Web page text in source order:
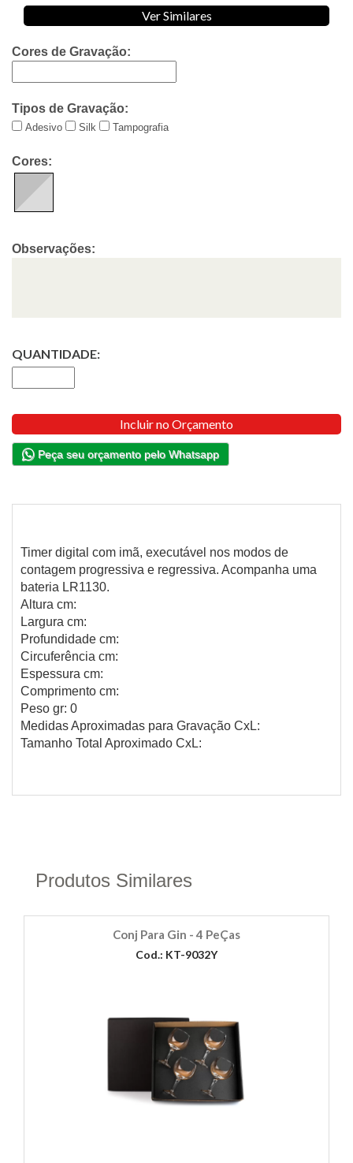
Ver Similares
Cores de Gravação:
Tipos de Gravação:
Adesivo Silk Tampografia
Cores:
Observações:
QUANTIDADE:
Incluir no Orçamento
Peça seu orçamento pelo Whatsapp
Timer digital com imã, executável nos modos de
contagem progressiva e regressiva. Acompanha uma
bateria LR1130.
Altura cm:
Largura cm:
Profundidade cm:
Circuferência cm:
Espessura cm:
Comprimento cm:
Peso gr: 0
Medidas Aproximadas para Gravação CxL:
Tamanho Total Aproximado CxL:
Produtos Similares
Conj Para Gin - 4 PeÇas
Cod.: KT-9032Y